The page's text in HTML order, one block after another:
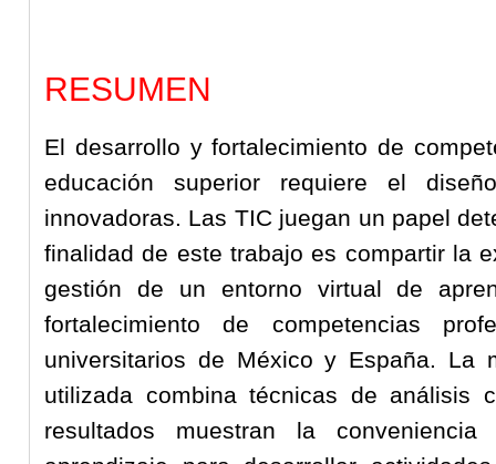
RESUMEN
El desarrollo y fortalecimiento de
educación superior requiere el
innovadoras. Las TIC juegan un papel
finalidad de este trabajo es compartir la
gestión de un entorno virtual de
fortalecimiento de competencias
universitarios de México y España. La
utilizada combina técnicas de análisis
resultados muestran la